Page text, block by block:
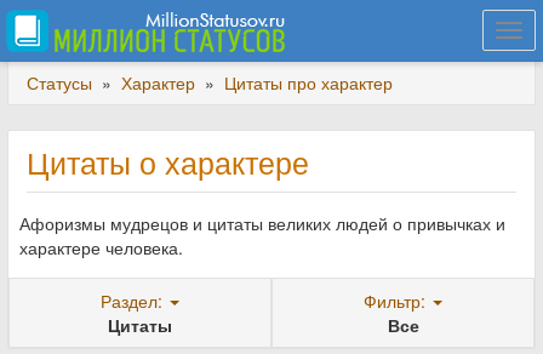
Статусы » Характер » Цитаты про характер
Цитаты о характере
Афоризмы мудрецов и цитаты великих людей о привычках и
характере человека.
Раздел:
Цитаты
Фильтр:
Все